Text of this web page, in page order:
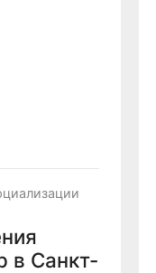
в Санкт-